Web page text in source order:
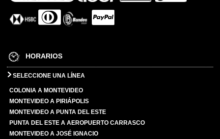
HORARIOS
SELECCIONE UNA LÍNEA
COLONIA A MONTEVIDEO
MONTEVIDEO A PIRIÁPOLIS
MONTEVIDEO A PUNTA DEL ESTE
PUNTA DEL ESTE A AEROPUERTO CARRASCO
MONTEVIDEO A JOSÉ IGNACIO